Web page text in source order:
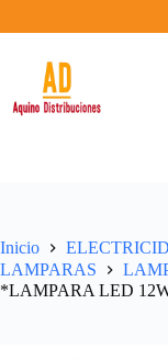
Inicio
LAMPARAS
*LAMPARA LED